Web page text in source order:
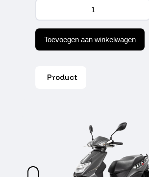
Sym
III
E5+
BRONZE
GREY
Toevoegen aan winkelwagen
Product